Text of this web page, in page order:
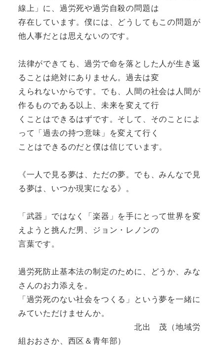
線上」に、過労死や過労自殺の問題は
存在しています。僕には、どうしてもこの問題が
他人事だとは思えないのです。
法律ができても、過労で命を落とした人が生き返
ることは絶対にありません。過去は変
えられないからです。でも、人間の社会は人間が
作るものである以上、未来を変えて行
くことはできるはずです。そして、そのことによ
って「過去の持つ意味」を変えて行く
ことはできるのだと僕は信じています。
《一人で見る夢は、ただの夢。でも、みんなで見
る夢は、いつか現実になる》。
「武器」ではなく「楽器」を手にとって世界を変
えようと挑んだ男、ジョン・レノンの
言葉です。
過労死防止基本法の制定のために、どうか、みな
さんのお力添えを。
「過労死のない社会をつくる」という夢を一緒に
みていただけませんか。
北出 茂（地域労
組おおさか、西区＆青年部）